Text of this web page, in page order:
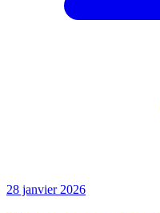
28 janvier 2026